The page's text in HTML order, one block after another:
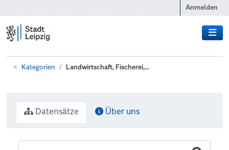
Anmelden
Kategorien Landwirtschaft, Fischerei,...
Datensätze Über uns